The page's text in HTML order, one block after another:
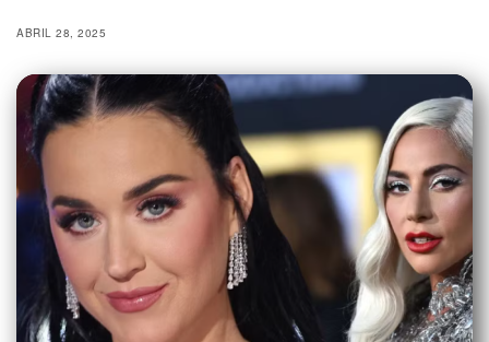
ABRIL 28, 2025